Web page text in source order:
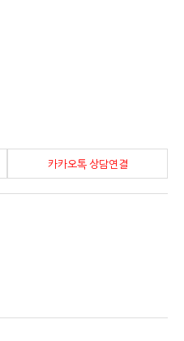
카카오톡 상담연결